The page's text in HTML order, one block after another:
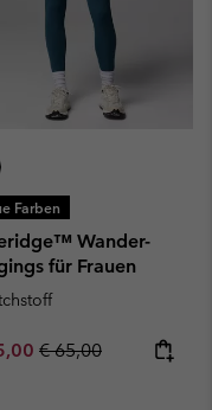
Farben
Wander-
für Frauen
price:Regular price:
€ 65,00